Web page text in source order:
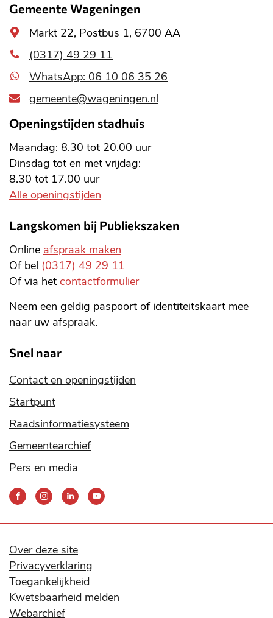
Gemeente Wageningen
Algemeen
adres
Markt 22, Postbus 1, 6700 AA
(0317) 49 29 11
WhatsApp: 06 10 06 35 26
gemeente@wageningen.nl
Openingstijden stadhuis
Maandag: 8.30 tot 20.00 uur
Dinsdag tot en met vrijdag:
8.30 tot 17.00 uur
Alle openingstijden
Langskomen bij Publiekszaken
Online afspraak maken
Of bel (0317) 49 29 11
Of via het contactformulier
Neem een geldig paspoort of identiteitskaart mee
naar uw afspraak.
Snel naar
Contact en openingstijden
Startpunt
Raadsinformatiesysteem
Gemeentearchief
Pers en media
Bereik
ons
social
media
kanalen
Over deze site
Privacyverklaring
Toegankelijkheid
Kwetsbaarheid melden
Webarchief